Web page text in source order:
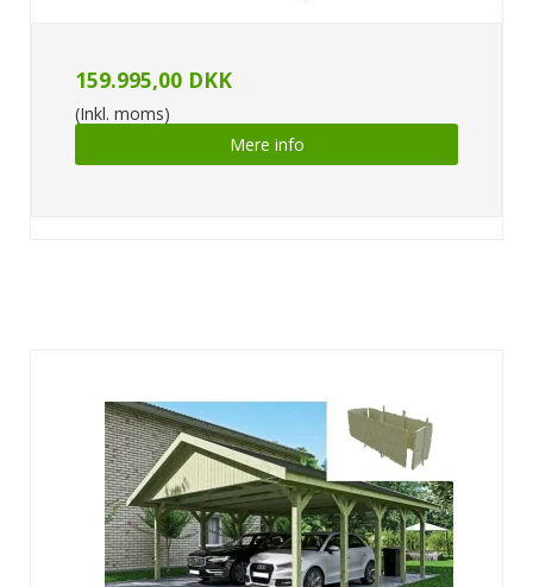
159.995,00 DKK
(Inkl. moms)
Mere info